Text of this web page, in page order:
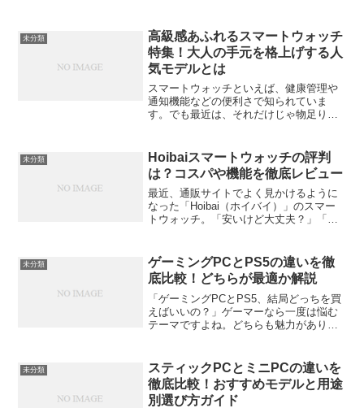
かり深掘りしていきます。ゲーミングPC
と普通のパソコンの...
未分類
高級感あふれるスマートウォッチ
特集！大人の手元を格上げする人
気モデルとは
スマートウォッチといえば、健康管理や
通知機能などの便利さで知られていま
す。でも最近は、それだけじゃ物足りな
「ビジネスでもプライベートでも使え
る“上質さ”が欲しい」そんな...
未分類
Hoibaiスマートウォッチの評判
は？コスパや機能を徹底レビュー
最近、通販サイトでよく見かけるように
なった「Hoibai（ホイバイ）」のスマー
トウォッチ。「安いけど大丈夫？」「機
口コミやスペック情報をもとに、Hoibai
スマートウォ...
未分類
ゲーミングPCとPS5の違いを徹
底比較！どちらが最適か解説
「ゲーミングPCとPS5、結局どっちを買
えばいいの？」ゲーマーなら一度は悩む
テーマですよね。どちらも魅力があり、
すれば、自分に合った選択が見えてきま
す。この記事では、性...
未分類
スティックPCとミニPCの違いを
徹底比較！おすすめモデルと用途
別選び方ガイド